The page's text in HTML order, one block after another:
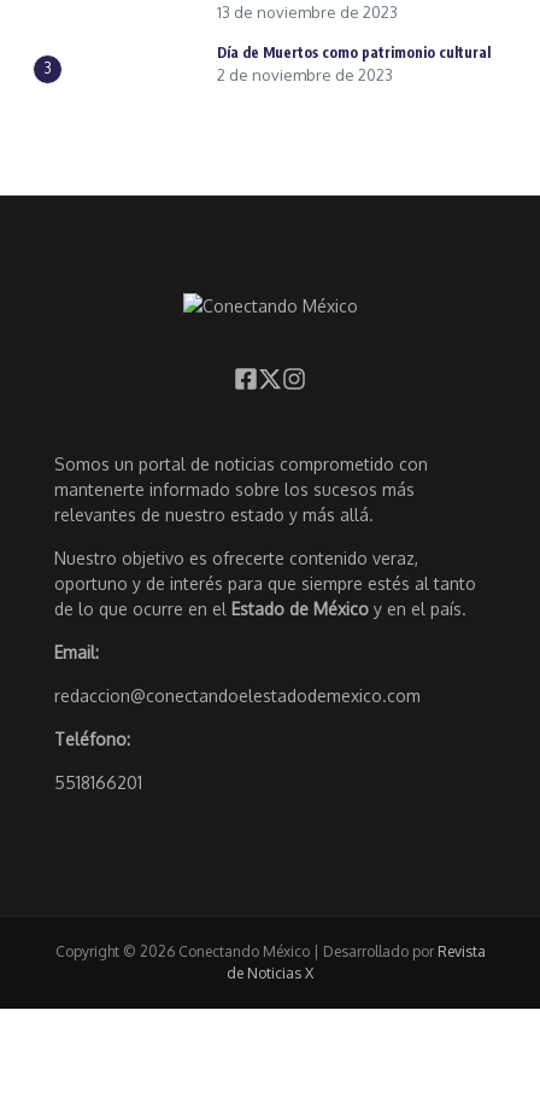
13 de noviembre de 2023
3
Día de Muertos como patrimonio cultural
2 de noviembre de 2023
Somos un portal de noticias comprometido con
mantenerte informado sobre los sucesos más
relevantes de nuestro estado y más allá.
Nuestro objetivo es ofrecerte contenido veraz,
oportuno y de interés para que siempre estés al tanto
de lo que ocurre en el Estado de México y en el país.
Email:
redaccion@conectandoelestadodemexico.com
Teléfono:
5518166201
Copyright © 2026 Conectando México | Desarrollado por Revista
de Noticias X